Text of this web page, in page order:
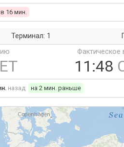
16 мин.
Терминал: 1
Фактическое
11:48
назад на 2 мин. раньше